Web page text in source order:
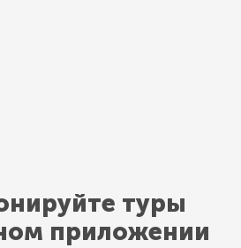
туры
приложении